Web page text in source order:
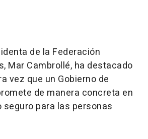
de la Federación
Mar Cambrollé, ha destacado
vez que un Gobierno de
de manera concreta en
para las personas